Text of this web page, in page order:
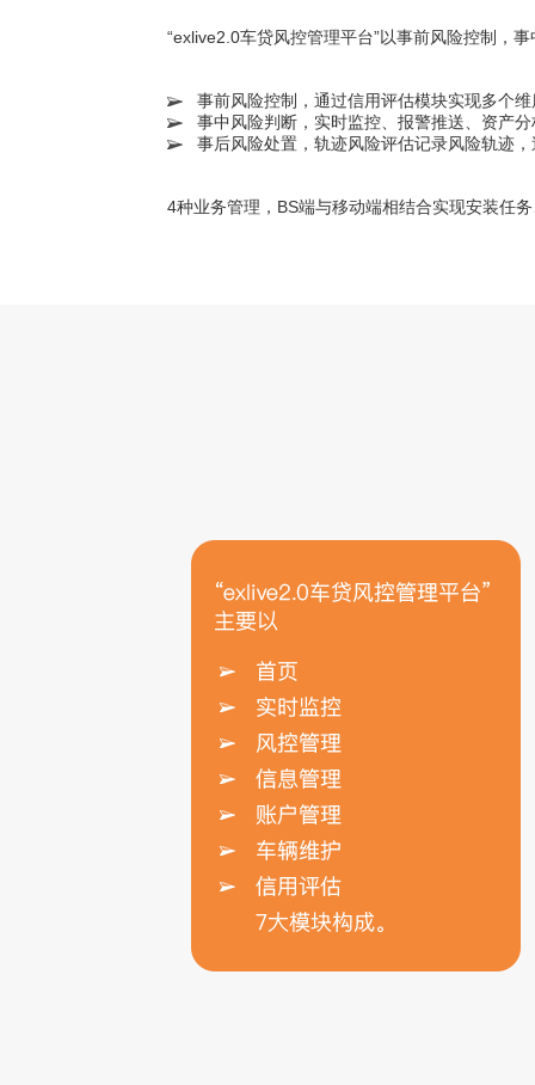
“exlive2.0车贷风控管理平台”以事前风险控制，
事前风险控制，通过信用评估模块实现多个
事中风险判断，实时监控、报警推送、资产
事后风险处置，轨迹风险评估记录风险轨迹
4种业务管理，BS端与移动端相结合实现安装任